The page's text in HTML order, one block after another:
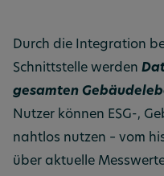
Durch die Integration
Schnittstelle werden
gesamten
Nutzer können ESG-,
nahtlos nutzen – vom
über aktuelle